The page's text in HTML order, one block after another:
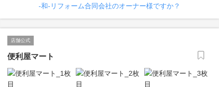
-和-リフォーム合同会社のオーナー様ですか？
店舗公式
便利屋マート